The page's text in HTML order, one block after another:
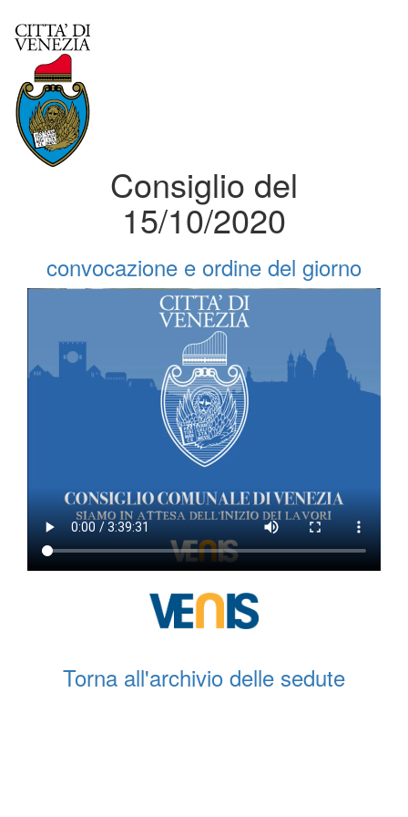
Consiglio del
15/10/2020
convocazione e ordine del giorno
Torna all'archivio delle sedute